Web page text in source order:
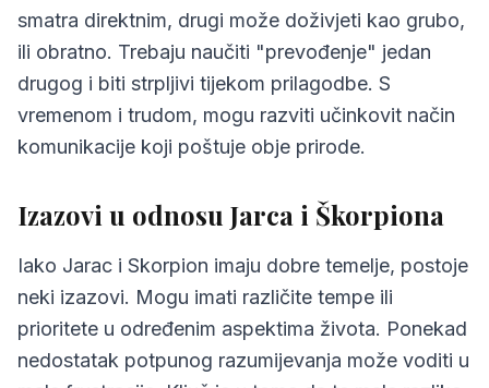
smatra direktnim, drugi može doživjeti kao grubo,
ili obratno. Trebaju naučiti "prevođenje" jedan
drugog i biti strpljivi tijekom prilagodbe. S
vremenom i trudom, mogu razviti učinkovit način
komunikacije koji poštuje obje prirode.
Izazovi u odnosu Jarca i Škorpiona
Iako Jarac i Skorpion imaju dobre temelje, postoje
neki izazovi. Mogu imati različite tempe ili
prioritete u određenim aspektima života. Ponekad
nedostatak potpunog razumijevanja može voditi u